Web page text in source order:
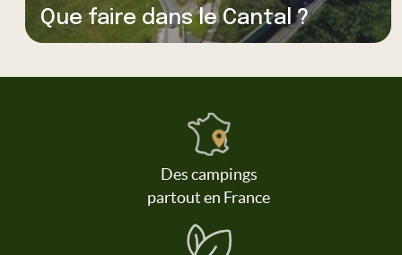
Que faire dans le Cantal ?
Des campings
partout en France